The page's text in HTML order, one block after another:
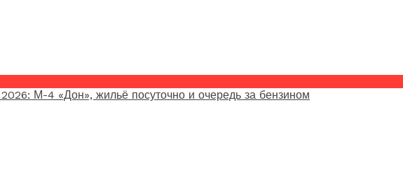
М-4 «Дон», жильё посуточно и очередь за бензином